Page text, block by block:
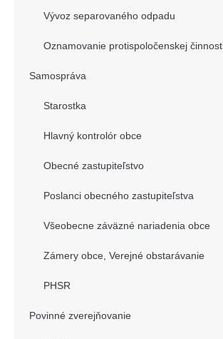
Vývoz separovaného odpadu
Oznamovanie protispoločenskej
Samospráva
Starostka
Hlavný kontrolór obce
Obecné zastupiteľstvo
Poslanci obecného zastupiteľstva
Všeobecne záväzné nariadenia obce
Zámery obce, Verejné obstarávanie
PHSR
Povinné zverejňovanie